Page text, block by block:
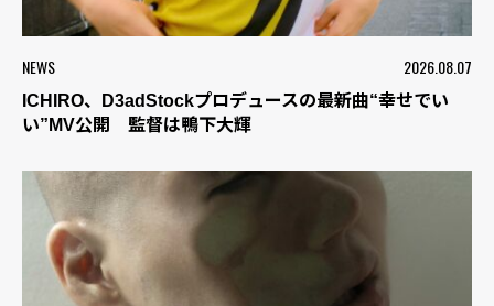
NEWS 2026.08.07
ICHIRO、D3adStockプロデュースの最新曲“幸せでい
い”MV公開 監督は鴨下大輝